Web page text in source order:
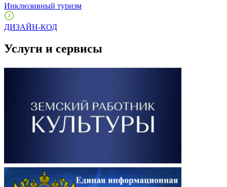
Инклюзивный туризм
ДИЗАЙН-КОД
Услуги и сервисы